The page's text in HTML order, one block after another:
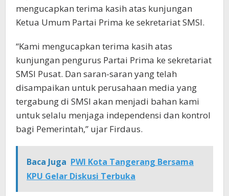
mengucapkan terima kasih atas kunjungan
Ketua Umum Partai Prima ke sekretariat SMSI.
“Kami mengucapkan terima kasih atas
kunjungan pengurus Partai Prima ke sekretariat
SMSI Pusat. Dan saran-saran yang telah
disampaikan untuk perusahaan media yang
tergabung di SMSI akan menjadi bahan kami
untuk selalu menjaga independensi dan kontrol
bagi Pemerintah,” ujar Firdaus.
Baca Juga PWI Kota Tangerang Bersama
KPU Gelar Diskusi Terbuka